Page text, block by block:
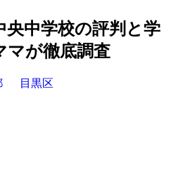
央中学校の評判と学
マが徹底調査
目黒区